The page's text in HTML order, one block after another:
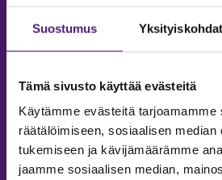
Suostumus Yksityiskohdat
Tämä sivusto käyttää evästeitä
Käytämme evästeitä tarjoamamme
räätälöimiseen, sosiaalisen median
tukemiseen ja kävijämäärämme
jaamme sosiaalisen median,